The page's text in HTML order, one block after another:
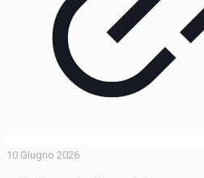
10 Giugno 2026